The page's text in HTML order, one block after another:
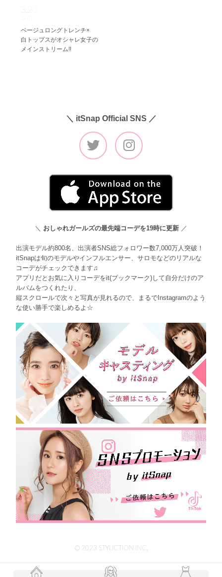
ベージュロングトレンチ×
白トップスがオシャレ女子の
メインストリーム!!
＼ itSnap Official SNS ／
＼ おしゃれガールズの最先端コーデを19時に更新 ／
出演モデル約800名、出演者SNS総フォロワー数7,000万人突破！
itSnapは旬のモデルやインフルエンサー、サロモなどのリアルな
コーデがチェックできます♫
アプリだとお気に入りコーデをit(ブックマーク)して自分だけのア
ルバムをつくれたり、
縦スクロールで次々と写真が見れるので、まるでInstagramのよう
な使い勝手で楽しめるよ☆
© 2023 STYLICTION INC.